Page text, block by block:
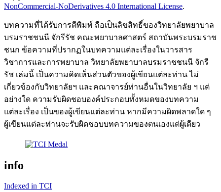
NonCommercial-NoDerivatives 4.0 International License.
บทความที่ได้รับการตีพิมพ์ ถือเป็นลิขสิทธิ์ของวิทยาลัยพยาบาล
บรมราชชนนี จักรีรัช คณะพยาบาลศาสตร์ สถาบันพระบรมราช
ชนก ข้อความที่ปรากฏในบทความแต่ละเรื่องในวารสาร
วิชาการและการพยาบาล วิทยาลัยพยาบาลบรมราชชนนี จักรี
รัช เล่มนี้ เป็นความคิดเห็นส่วนตัวของผู้เขียนแต่ละท่าน ไม่
เกี่ยวข้องกับวิทยาลัยฯ และคณาจารย์ท่านอื่นในวิทยาลัย ฯ แต่
อย่างใด ความรับผิดชอบองค์ประกอบทั้งหมดของบทความ
แต่ละเรื่อง เป็นของผู้เขียนแต่ละท่าน หากมีความผิดพลาดใด ๆ
ผู้เขียนแต่ละท่านจะรับผิดชอบบทความของตนเองแต่ผู้เดียว
info
Indexed in TCI